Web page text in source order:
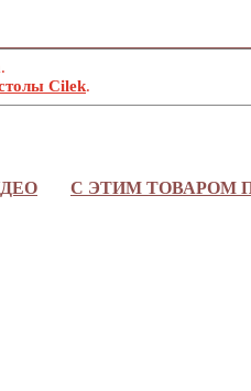
Cilek.
С ЭТИМ ТОВАРОМ